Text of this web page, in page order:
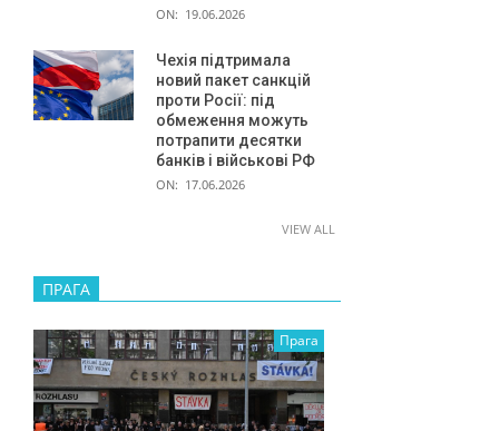
ON: 19.06.2026
Чехія підтримала
новий пакет санкцій
проти Росії: під
обмеження можуть
потрапити десятки
банків і військові РФ
ON: 17.06.2026
VIEW ALL
ПРАГА
Прага